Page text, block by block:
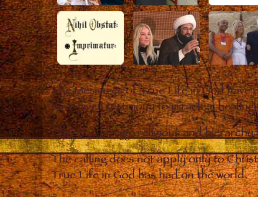
The Messages of True Life in God
have given testimony to miracles,
Christian clergy, religious and hierarchy
The calling does not apply only to
True Life in God has had on the world.